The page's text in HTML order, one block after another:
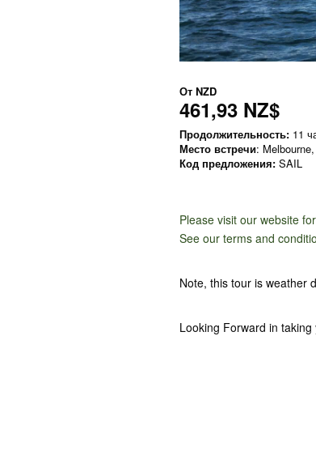
От NZD
461,93 NZ$
Продолжительность: 11
Место встречи:
Код предложения: SAIL
Please visit our website
See our terms and
Note, this tour is weather
Looking Forward in